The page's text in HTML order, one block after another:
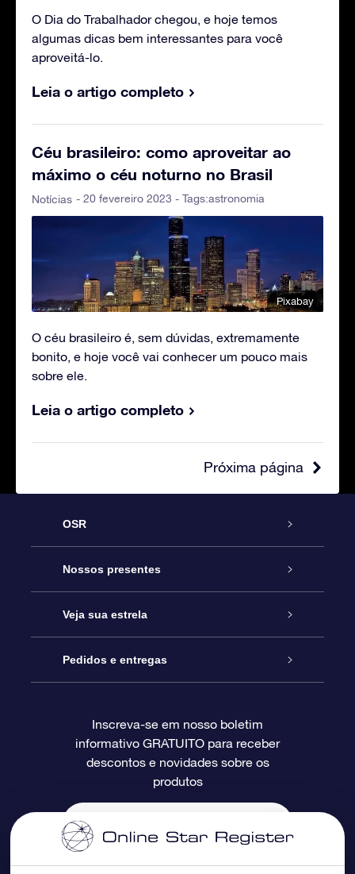
O Dia do Trabalhador chegou, e hoje temos
algumas dicas bem interessantes para você
aproveitá-lo.
Leia o artigo completo
Céu brasileiro: como aproveitar ao
máximo o céu noturno no Brasil
Notícias - 20 fevereiro 2023 - Tags:astronomia
Pixabay
O céu brasileiro é, sem dúvidas, extremamente
bonito, e hoje você vai conhecer um pouco mais
sobre ele.
Leia o artigo completo
Próxima página
OSR
Serviço
Entre em contato conosco
Blog
Avaliações
Nossos presentes
Presente estrelar on-line
Pacote de presente da OSR
O cartão de presente da OSR
Presentes corporativos
Veja sua estrela
Star Register
Página estelar personalizada
Um Milhão de Estrelas
OSR Starsaver
Pedidos e entregas
Informações de pagamento
Política de devolução
Inscreva-se em nosso boletim
informativo GRATUITO para receber
descontos e novidades sobre os
produtos